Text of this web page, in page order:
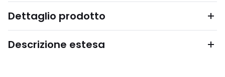
Dettaglio prodotto
Descrizione estesa